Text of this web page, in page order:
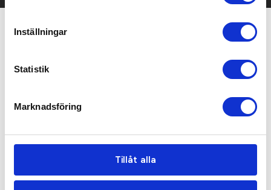
Inställningar
Statistik
Marknadsföring
Tillåt alla